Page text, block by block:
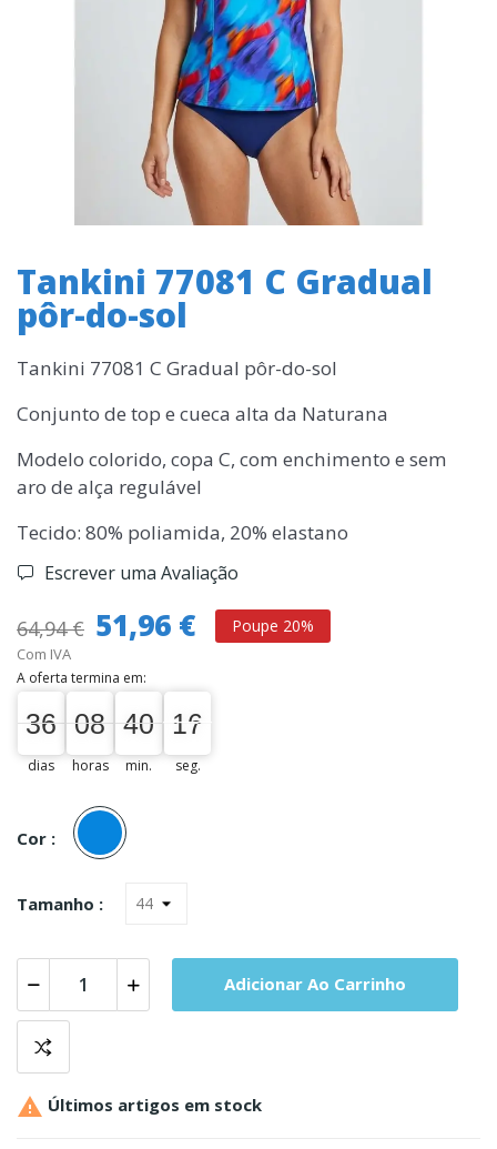
Tankini 77081 C Gradual
pôr-do-sol
Tankini 77081 C Gradual pôr-do-sol
Conjunto de top e cueca alta da Naturana
Modelo colorido, copa C, com enchimento e sem
aro de alça regulável
Tecido: 80% poliamida, 20% elastano
Escrever uma Avaliação
64,94 € 51,96 € Poupe 20%
Com IVA
A oferta termina em:
36
36
00
dias
08
08
00
horas
40
40
00
min.
16
16
17
seg.
Cor :
Azul
Tamanho :
Adicionar Ao Carrinho
 Últimos artigos em stock